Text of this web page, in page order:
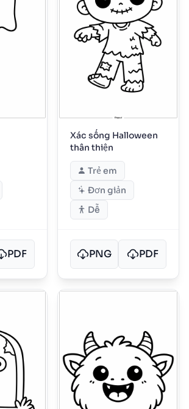
PDF
Xác sống Halloween
thân thiện
Trẻ em
Đơn giản
Dễ
PNG PDF